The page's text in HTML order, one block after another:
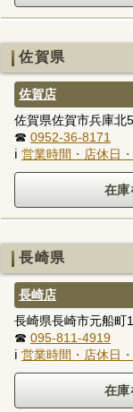
佐賀県
佐賀店
佐賀県佐賀市兵庫北
☎ 0952-36-8171
ℹ 営業時間・店休日
長崎県
長崎店
長崎県長崎市元船町
☎ 095-811-4919
ℹ 営業時間・店休日